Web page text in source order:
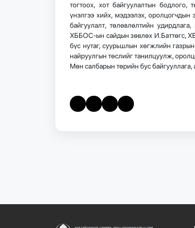
тогтоох, хот байгуулалтын бодлого,
үнэлгээ хийх, мэдээлэх, оролцогчдын
байгуулалт, төлөвлөлтийн
ХББОС-ын сайдын зөвлөх И.Баттөгс,
бүс нутаг, суурьшлын хөгжлийн
найруулгын төслийг танилцуулж,
Мөн салбарын төрийн бус